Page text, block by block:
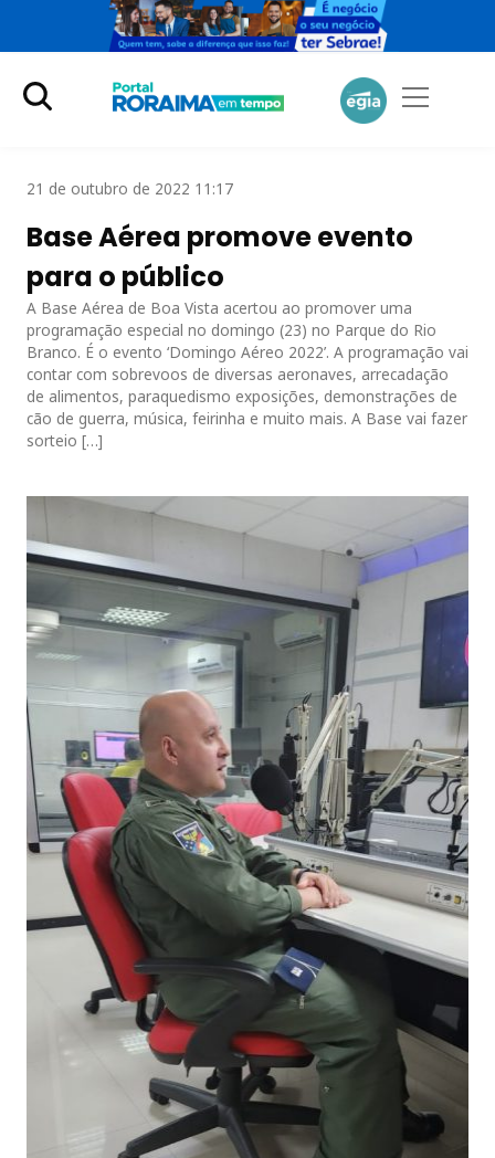
21 de outubro de 2022 11:17
Base Aérea promove evento
para o público
A Base Aérea de Boa Vista acertou ao promover uma
programação especial no domingo (23) no Parque do Rio
Branco. É o evento ‘Domingo Aéreo 2022’. A programação vai
contar com sobrevoos de diversas aeronaves, arrecadação
de alimentos, paraquedismo exposições, demonstrações de
cão de guerra, música, feirinha e muito mais. A Base vai fazer
sorteio […]